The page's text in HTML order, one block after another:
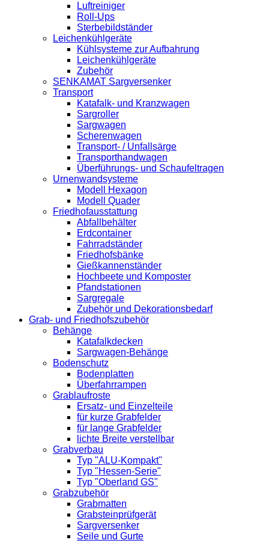
Luftreiniger
Roll-Ups
Sterbebildständer
Leichenkühlgeräte
Kühlsysteme zur Aufbahrung
Leichenkühlgeräte
Zubehör
SENKAMAT Sargversenker
Transport
Katafalk- und Kranzwagen
Sargroller
Sargwagen
Scherenwagen
Transport- / Unfallsärge
Transporthandwagen
Überführungs- und Schaufeltragen
Urnenwandsysteme
Modell Hexagon
Modell Quader
Friedhofausstattung
Abfallbehälter
Erdcontainer
Fahrradständer
Friedhofsbänke
Gießkannenständer
Hochbeete und Komposter
Pfandstationen
Sargregale
Zubehör und Dekorationsbedarf
Grab- und Friedhofszubehör
Behänge
Katafalkdecken
Sargwagen-Behänge
Bodenschutz
Bodenplatten
Überfahrrampen
Grablaufroste
Ersatz- und Einzelteile
für kurze Grabfelder
für lange Grabfelder
lichte Breite verstellbar
Grabverbau
Typ "ALU-Kompakt"
Typ "Hessen-Serie"
Typ "Oberland GS"
Grabzubehör
Grabmatten
Grabsteinprüfgerät
Sargversenker
Seile und Gurte